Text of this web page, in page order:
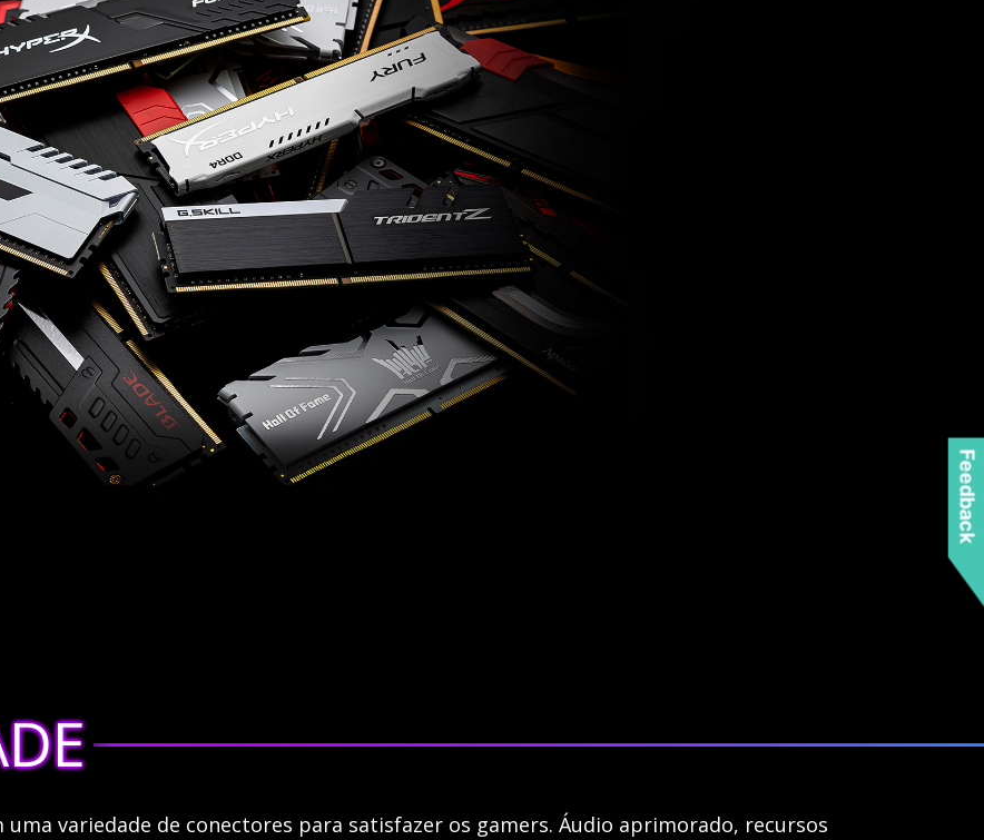
uma variedade de conectores para satisfazer os gamers. Áudio aprimorado, recursos
Feedback